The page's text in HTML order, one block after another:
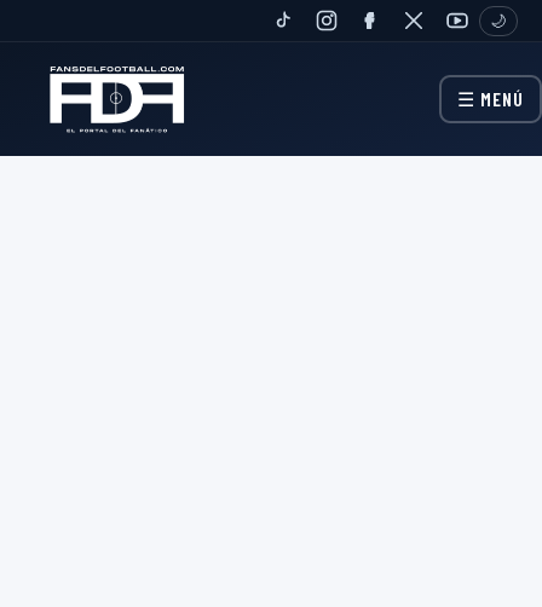
TIKTOKINSTAGRAMFANPAGETWITTERYOUTUBE
🌙
☰ MENÚ